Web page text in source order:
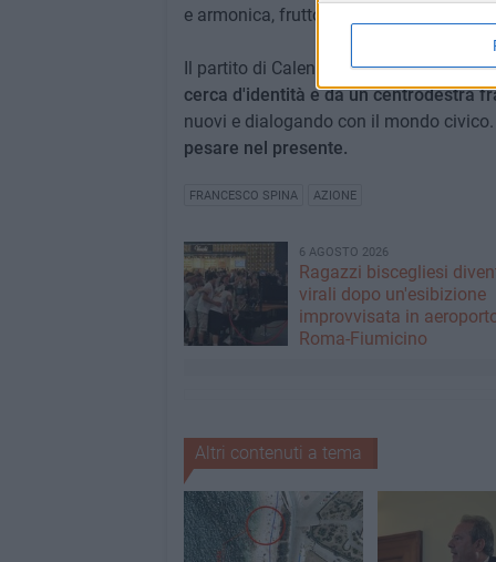
e armonica, frutto del lavoro sinergico
Il partito di Calenda punta quindi a
cerca d'identità e da un centrodestra
nuovi e dialogando con il mondo civico.
pesare nel presente.
FRANCESCO SPINA AZIONE
6 AGOSTO 2026
Ragazzi biscegliesi
virali dopo un'esibizione
improvvisata in
Roma-Fiumicino
Altri contenuti a tema